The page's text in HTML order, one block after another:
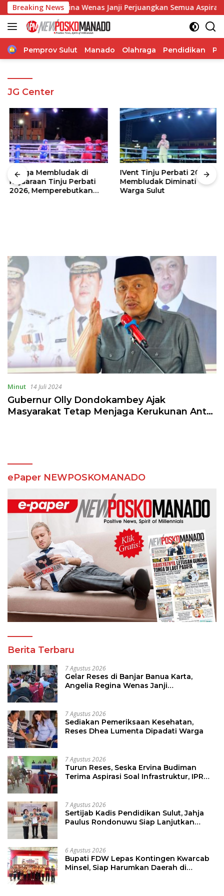
Langsung
ke
konten
Breaking News
Regina Wenas Janji Perjuangkan Semua Aspirasi
Home
Pemprov Sulut Manado Olahraga Pendidikan
JG Center
Warga Membludak di
Kejuaraan Tinju Perbati
2026, Memperebutkan
IVent Tinju Perbati 2026
Membludak Diminati
Warga Sulut
Minut 14 Juli 2024
Gubernur Olly Dondokambey Ajak
Masyarakat Tetap Menjaga Kerukunan Antar
ePaper NEWPOSKOMANADO
Berita Terbaru
7 Agustus 2026
Gelar Reses di Banjar Banua Karta,
Angelia Regina Wenas Janji
7 Agustus 2026
Sediakan Pemeriksaan Kesehatan,
Reses Dhea Lumenta Dipadati Warga
7 Agustus 2026
Turun Reses, Seska Ervina Budiman
Terima Aspirasi Soal Infrastruktur, IPR
7 Agustus 2026
Sertijab Kadis Pendidikan Sulut, Jahja
Paulus Rondonuwu Siap Lanjutkan
6 Agustus 2026
Bupati FDW Lepas Kontingen Kwarcab
Minsel, Siap Harumkan Daerah di